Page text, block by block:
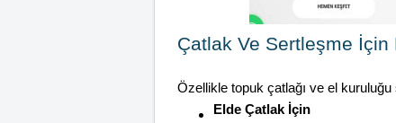
Çatlak Ve Sertleşme
Özellikle topuk çatlağı ve el
Elde Çatlak İçin